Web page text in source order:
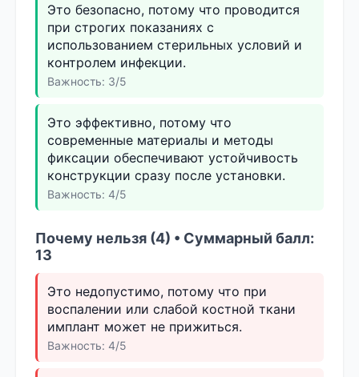
Это безопасно, потому что проводится
при строгих показаниях с
использованием стерильных условий и
контролем инфекции.
Важность: 3/5
Это эффективно, потому что
современные материалы и методы
фиксации обеспечивают устойчивость
конструкции сразу после установки.
Важность: 4/5
Почему нельзя (4) • Суммарный балл:
13
Это недопустимо, потому что при
воспалении или слабой костной ткани
имплант может не прижиться.
Важность: 4/5